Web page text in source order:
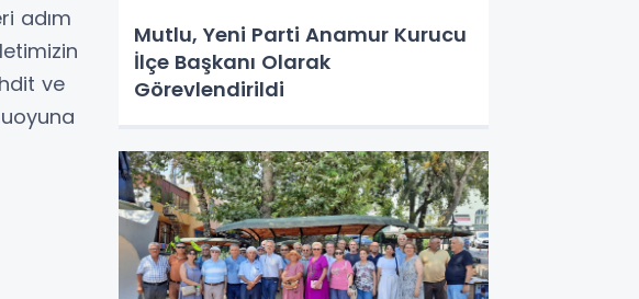
adım
ve
Mutlu, Yeni Parti Anamur Kurucu
İlçe Başkanı Olarak
Görevlendirildi